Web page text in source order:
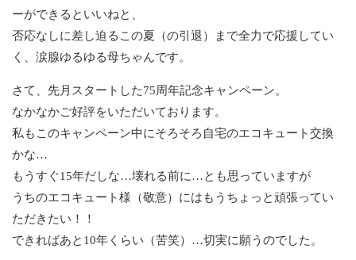
ーができるといいねと、
否応なしに差し迫るこの夏（の引退）まで全力で応援してい
く、涙腺ゆるゆる母ちゃんです。
さて、先月スタートした75周年記念キャンペーン。
なかなかご好評をいただいております。
私もこのキャンペーン中にそろそろ自宅のエコキュート交換
かな…
もうすぐ15年だしな…壊れる前に…とも思っていますが
うちのエコキュート様（敬意）にはもうちょっと頑張ってい
ただきたい！！
できればあと10年くらい（苦笑）…切実に願うのでした。